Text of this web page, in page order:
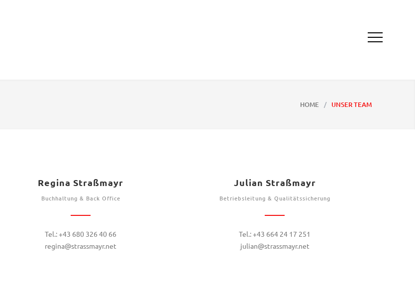
HOME / UNSER TEAM
Regina Straßmayr
Buchhaltung & Back Office
Tel.: +43 680 326 40 66
regina@strassmayr.net
Julian Straßmayr
Betriebsleitung & Qualitätssicherung
Tel.: +43 664 24 17 251
julian@strassmayr.net